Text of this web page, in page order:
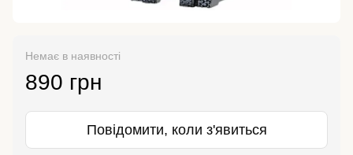
Немає в наявності
890 грн
Повідомити, коли з'явиться